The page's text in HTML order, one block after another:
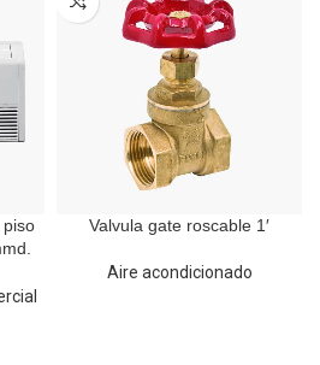
Valvula gate roscable 1′
Aire acondicionado